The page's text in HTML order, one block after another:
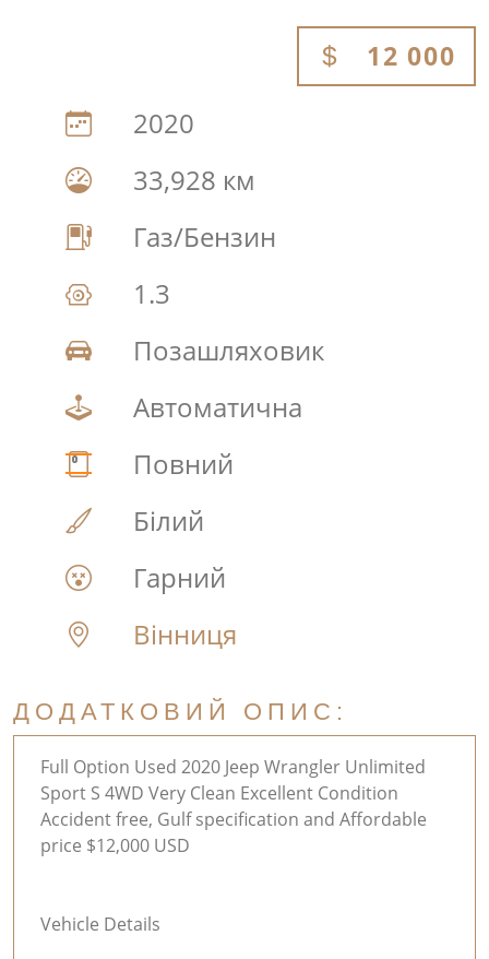
12 000
2020
33,928 км
Газ/Бензин
1.3
Позашляховик
Автоматична
Повний
Білий
Гарний
Вінниця
ДОДАТКОВИЙ ОПИС:
Full Option Used 2020 Jeep Wrangler Unlimited
Sport S 4WD Very Clean Excellent Condition
Accident free, Gulf specification and Affordable
price $12,000 USD
Vehicle Details